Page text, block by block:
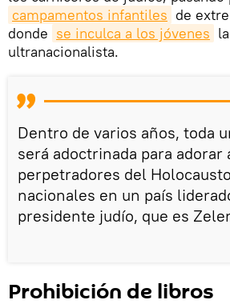
campamentos infantiles de
donde se inculca a los jóvenes
ultranacionalista.
Dentro de varios años, toda
será adoctrinada para adorar
perpetradores del
nacionales en un país
presidente judío, que es
Prohibición de libros